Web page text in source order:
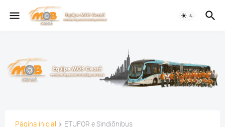
Página inicial ETUFOR e Sindiônibus